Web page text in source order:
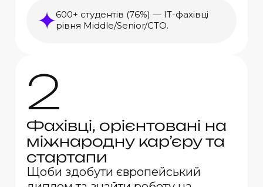
600+ студентів (76%) — ІТ-фахівці
рівня Middle/Senior/СТО.
2
Фахівці, орієнтовані на
міжнародну кар’єру та
стартапи
Щоби здобути європейський